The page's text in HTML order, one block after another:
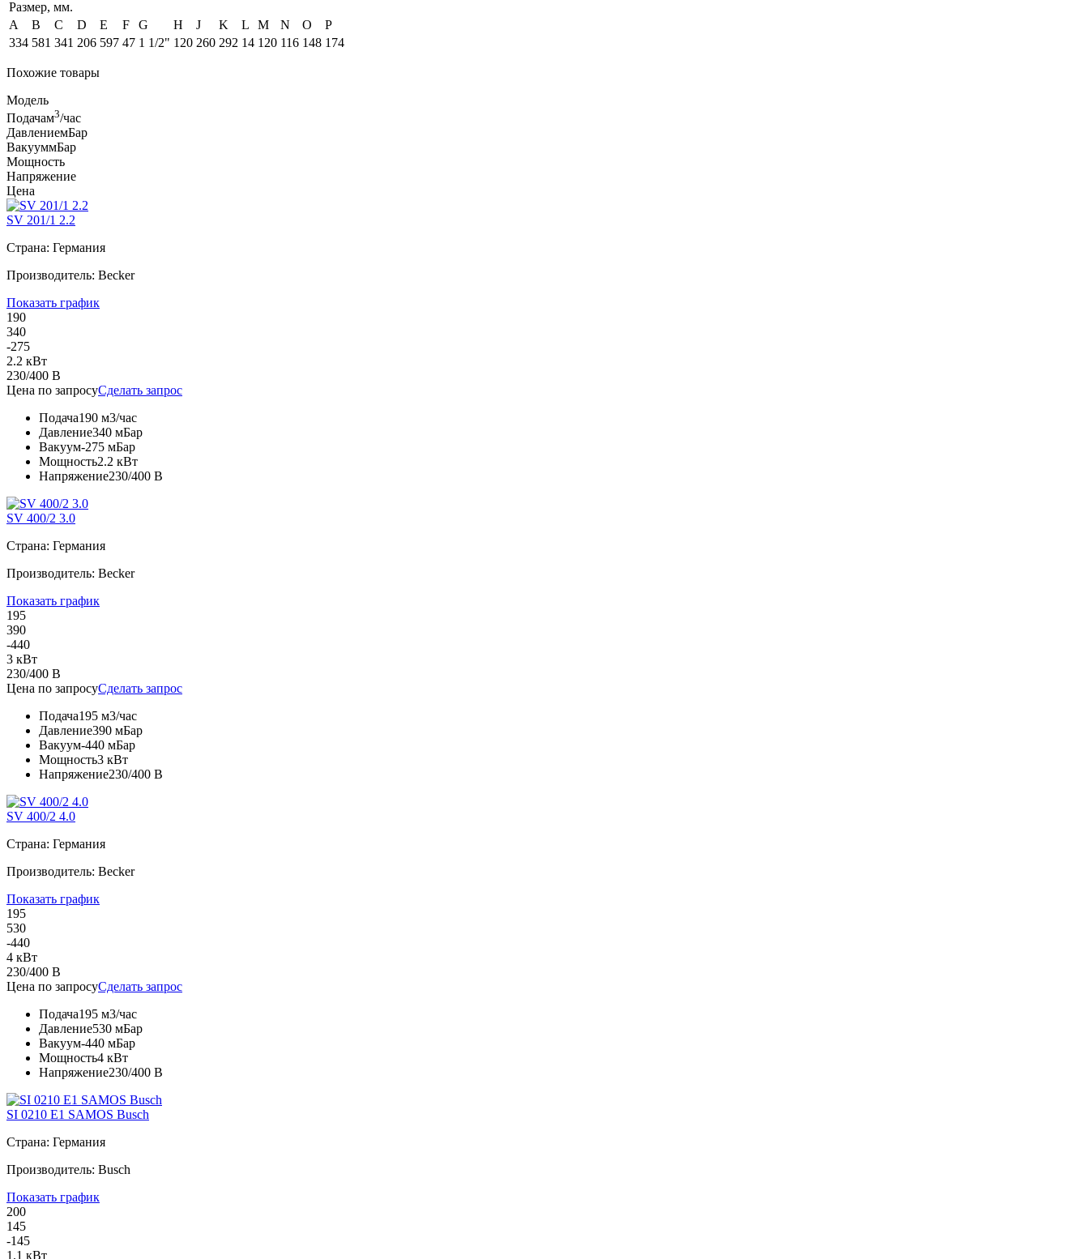
Размер, мм.
A
B C D E F G H J K L M N O
P
334 581 341 206 597 47 1 1/2" 120 260 292 14 120 116 148 174
Похожие товары
Модель
Подачам3/час
ДавлениемБар
ВакууммБар
Мощность
Напряжение
Цена
SV 201/1 2.2
Страна: Германия
Производитель: Becker
Показать график
190
340
-275
2.2 кВт
230/400 В
Цена по запросуСделать запрос
Подача190 м3/час
Давление340 мБар
Вакуум-275 мБар
Мощность2.2 кВт
Напряжение230/400 В
SV 400/2 3.0
Страна: Германия
Производитель: Becker
Показать график
195
390
-440
3 кВт
230/400 В
Цена по запросуСделать запрос
Подача195 м3/час
Давление390 мБар
Вакуум-440 мБар
Мощность3 кВт
Напряжение230/400 В
SV 400/2 4.0
Страна: Германия
Производитель: Becker
Показать график
195
530
-440
4 кВт
230/400 В
Цена по запросуСделать запрос
Подача195 м3/час
Давление530 мБар
Вакуум-440 мБар
Мощность4 кВт
Напряжение230/400 В
SI 0210 E1 SAMOS Busch
Страна: Германия
Производитель: Busch
Показать график
200
145
-145
1.1 кВт